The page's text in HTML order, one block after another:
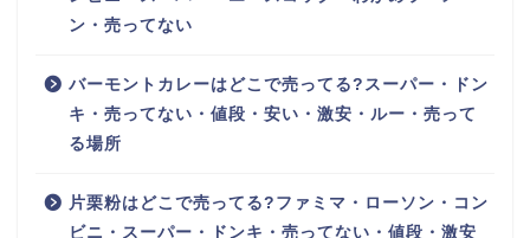
ン・売ってない
バーモントカレーはどこで売ってる?スーパー・ドン
キ・売ってない・値段・安い・激安・ルー・売って
る場所
片栗粉はどこで売ってる?ファミマ・ローソン・コン
ビニ・スーパー・ドンキ・売ってない・値段・激安